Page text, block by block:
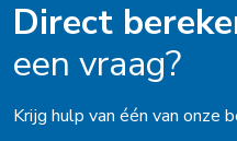
Direct
een vraag?
Krijg hulp van één van onze